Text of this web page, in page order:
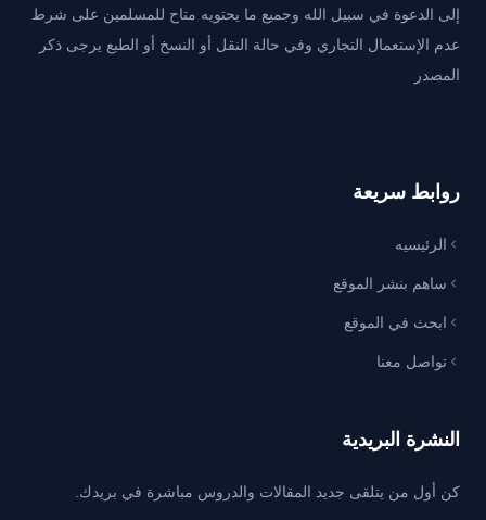
إلى الدعوة في سبيل الله وجميع ما يحتويه متاح للمسلمين على شرط
عدم الإستعمال التجاري وفي حالة النقل أو النسخ أو الطبع يرجى ذكر
المصدر
روابط سريعة
الرئيسيه
ساهم بنشر الموقع
ابحث في الموقع
تواصل معنا
النشرة البريدية
كن أول من يتلقى جديد المقالات والدروس مباشرة في بريدك.